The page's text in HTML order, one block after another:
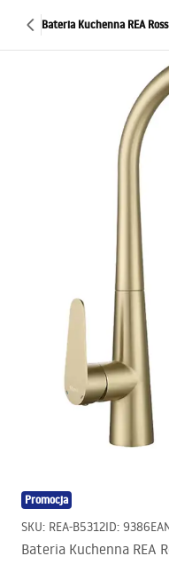
Bateria Kuchenna REA Ross
Promocja
SKU: REA-B5312ID: 9386
Bateria Kuchenna REA